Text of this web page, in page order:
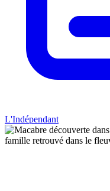
L'Indépendant